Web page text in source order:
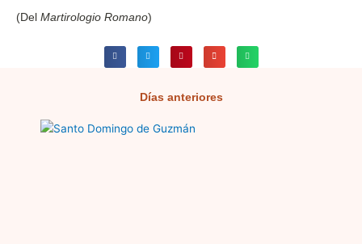
(Del Martirologio Romano)
Días anteriores
PáginaPágina
Página